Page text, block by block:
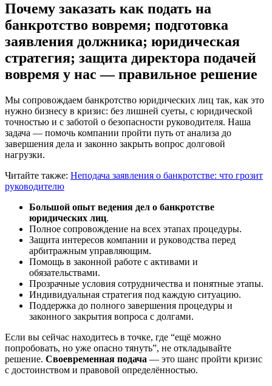
Почему заказать как подать на
банкротство вовремя; подготовка
заявления должника; юридическая
стратегия; защита директора подачей
вовремя у нас — правильное решение
Мы сопровождаем банкротство юридических лиц так, как это
нужно бизнесу в кризис: без лишней суеты, с юридической
точностью и с заботой о безопасности руководителя. Наша
задача — помочь компании пройти путь от анализа до
завершения дела и законно закрыть вопрос долговой
нагрузки.
Читайте также: Неподача заявления о банкротстве: что грозит
руководителю
Большой опыт ведения дел о банкротстве
юридических лиц.
Полное сопровождение на всех этапах процедуры.
Защита интересов компании и руководства перед
арбитражным управляющим.
Помощь в законной работе с активами и
обязательствами.
Прозрачные условия сотрудничества и понятные этапы.
Индивидуальная стратегия под каждую ситуацию.
Поддержка до полного завершения процедуры и
законного закрытия вопроса с долгами.
Если вы сейчас находитесь в точке, где “ещё можно
попробовать, но уже опасно тянуть”, не откладывайте
решение. Своевременная подача — это шанс пройти кризис
с достоинством и правовой определённостью.